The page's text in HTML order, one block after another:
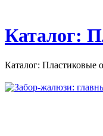
Каталог:
Каталог: Пластиковые